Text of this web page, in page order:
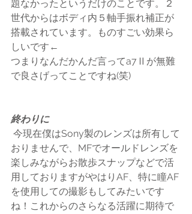
題なかったというだけのことです。２
世代からはボディ内５軸手振れ補正が
搭載されています。ものすごい効果ら
しいです←
つまりなんだかんだ言ってa7Ⅱが無難
で良さげってことですね(笑)
終わりに
おりませんで、MFでオールドレンズを
楽しみながらお散歩スナップなどで活
用しておりますがやはりAF、特に瞳AF
を使用しての撮影もしてみたいです
ね！これからのさらなる活躍に期待で